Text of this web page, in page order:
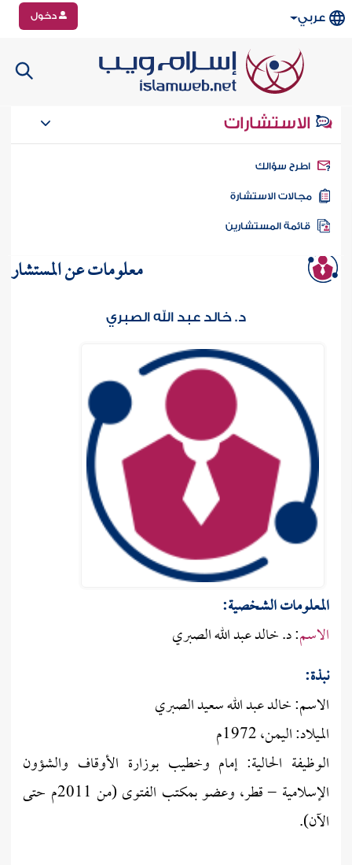
عربي دخول
الاستشارات
سؤالك
الاستشارة
المستشارين معلومات عن المستشار
د. خالد عبد الله الصبري
المعلومات الشـخصية:
الاسم: د. خالد عبد الله الصبري
نبذة:
الاسم: خالد عبد الله سعيد الصبري
الميلاد: اليمن، 1972م
الوظيفة الحالية: إمام وخطيب بوزارة الأوقاف والشؤون
الإسلامية – قطر، وعضو بمكتب الفتوى (من 2011م حتى
الآن).